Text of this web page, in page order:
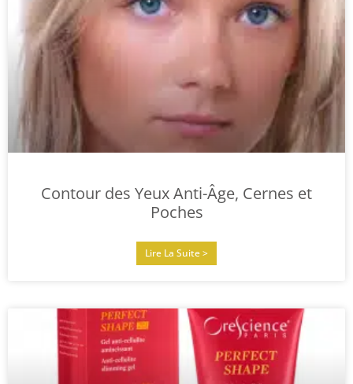
Contour des Yeux Anti-Âge, Cernes et
Poches
Lire La Suite >